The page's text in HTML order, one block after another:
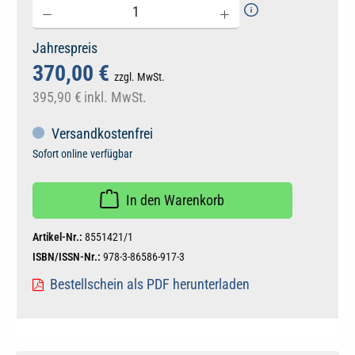
Jahrespreis
370,00 € zzgl. MwSt.
395,90 € inkl. MwSt.
Versandkostenfrei
Sofort online verfügbar
In den Warenkorb
Artikel-Nr.: 8551421/1
ISBN/ISSN-Nr.: 978-3-86586-917-3
Bestellschein als PDF herunterladen